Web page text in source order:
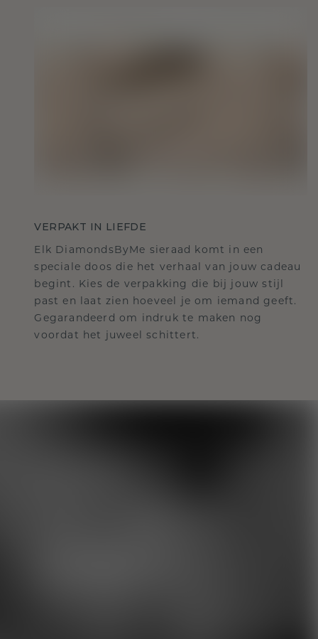
VERPAKT IN LIEFDE
Elk DiamondsByMe sieraad komt in een
speciale doos die het verhaal van jouw cadeau
begint. Kies de verpakking die bij jouw stijl
past en laat zien hoeveel je om iemand geeft.
Gegarandeerd om indruk te maken nog
voordat het juweel schittert.